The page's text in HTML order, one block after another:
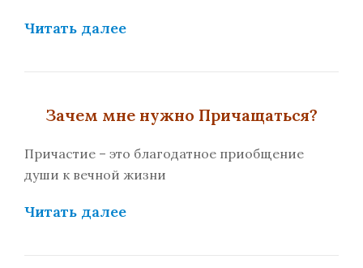
Читать далее
Зачем мне нужно Причащаться?
Причастие – это благодатное приобщение
души к вечной жизни
Читать далее